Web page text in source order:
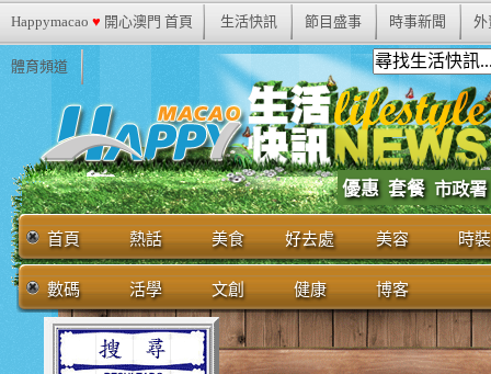
Happymacao ♥ 開心澳門 首頁 生活快訊 節目盛事 時事新聞 外
體育頻道
優惠 套餐 市政署
首頁 熱話 美食 好去處 美容 時裝
數碼 活學 文創 健康 博客